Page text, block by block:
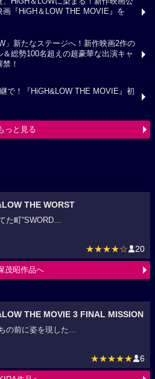
画『HiGH＆LOW THE MOVIE』を
」新たなステージへ！新作映画2作の
＆総勢100名超えの超豪華な出演キャ
！
で！『HiGH&LOW THE MOVIE』初
っと見る
THE WORST
た町“SWORD...
★★★★☆ 20
茂昭作品へ
THE MOVIE 3 FINAL MISSION
の前に姿を現した...
★★★★★ 6